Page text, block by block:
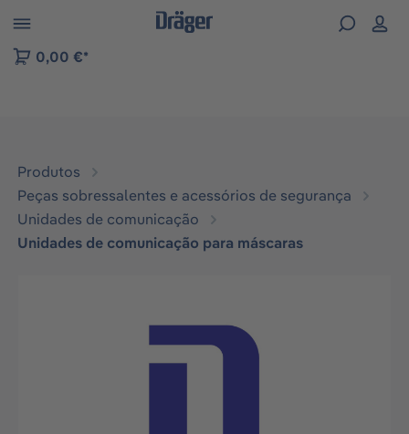
to B2B platform navigation
0,00 €*
Produtos
Peças sobressalentes e acessórios de segurança
Unidades de comunicação
Unidades de comunicação para máscaras
Ignorar galeria de imagens